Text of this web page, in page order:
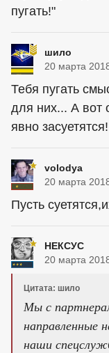
пугать!"
шило
20 марта
Тебя пугать
для них... А вот
явно засуетятся!
volodya
20 марта
Пусть
НЕКСУС
20 марта
Цитата: шило
Мы с
направленные
наши